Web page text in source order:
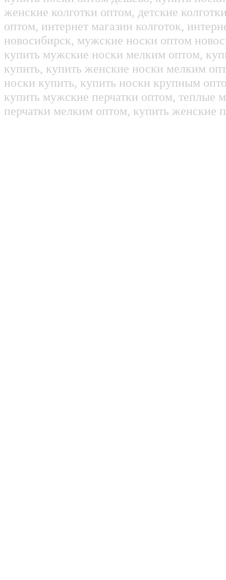
женские колготки оптом, детские
оптом, интернет магазин колготок,
новосибирск, мужские носки оптом
купить мужские носки мелким оптом,
купить, купить женские носки мелким
носки купить, купить носки крупным
купить мужские перчатки оптом, теплые
перчатки мелким оптом, купить женские